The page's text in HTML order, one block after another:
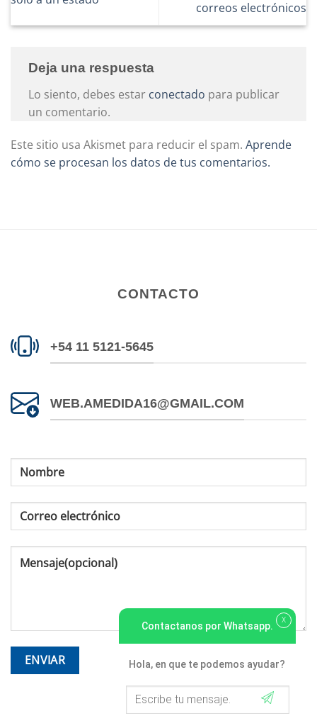
correos electrónicos
Deja una respuesta
Lo siento, debes estar conectado para publicar
un comentario.
Este sitio usa Akismet para reducir el spam. Aprende
cómo se procesan los datos de tus comentarios.
CONTACTO
+54 11 5121-5645
WEB.AMEDIDA16@GMAIL.COM
X
Contactanos por Whatsapp.
Hola, en que te podemos ayudar?